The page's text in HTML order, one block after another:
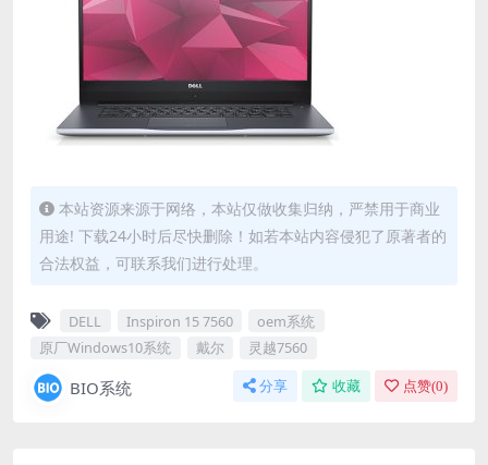
本站资源来源于网络，本站仅做收集归纳，严禁用于商业
用途! 下载24小时后尽快删除！如若本站内容侵犯了原著者的
合法权益，可联系我们进行处理。
DELL Inspiron 15 7560
oem系统
原厂Windows10系统
戴尔 灵越7560
BIO系统 分享 收藏 点赞(0)